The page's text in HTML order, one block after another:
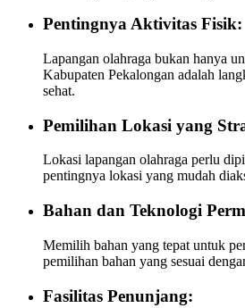
Pentingnya Aktivitas Fisik:
Lapangan olahraga bukan hanya
Kabupaten Pekalongan adalah
sehat.
Pemilihan Lokasi yang
Lokasi lapangan olahraga perlu
pentingnya lokasi yang mudah
Bahan dan Teknologi
Memilih bahan yang tepat untuk
pemilihan bahan yang sesuai
Fasilitas Penunjang: